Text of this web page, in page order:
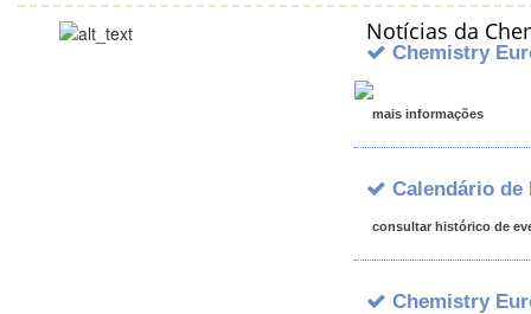
Notícias da
Chemistry
mais informações
Calendário
consultar histórico de
Chemistry